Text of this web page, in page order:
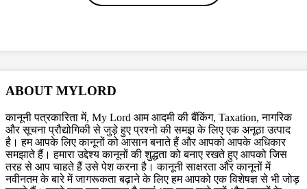
स्मारक घोषित किया जाता है उस पर वक़्फ़ का अधिकार खत्म हो जाएगा.
कानून में प्रावधान किया गया है कि धर्मांतरण के जरिए इस्लाम अपनाने वाला व्यक्ति 5
साल से पहले वक़्फ़ नहीं कर सकता. यह प्रावधान पूरी तरह असंवैधानिक है.
सिब्बल ने दलील दी कि पहले वक़्फ़ बोर्ड में लोग चुन कर आते थे, सभी मुस्लिम होते थे.
ABOUT MYLORD
कानूनी पत्रकारिता में, My Lord आम आदमी की बैंकिंग, Taxation, नागरिक
और सूचना प्रौद्योगिकी से जुड़े हुए प्रश्नो की समझ के लिए एक अनूठा उत्पाद
है। हम आपके लिए कानूनों को आसान बनाते हैं और आपको आपके अधिकार
समझाते हैं। हमारा उद्देश्य कानूनों की शुद्धता को बनाए रखते हुए आपको जिस
तरह से आप चाहते हैं उसे पेश करना है। कानूनी साक्षरता और कानूनों में
नवीनतम के बारे में जागरूकता बढ़ाने के लिए हम आपको एक विशेषज्ञ से भी जोड़